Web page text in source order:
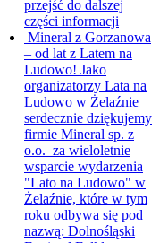
przejść do dalszej
części informacji
Mineral z Gorzanowa
– od lat z Latem na
Ludowo! Jako
organizatorzy Lata na
Ludowo w Żelaźnie
serdecznie dziękujemy
firmie Mineral sp. z
o.o. za wieloletnie
wsparcie wydarzenia
"Lato na Ludowo" w
Żelaźnie, które w tym
roku odbywa się pod
nazwą: Dolnośląski